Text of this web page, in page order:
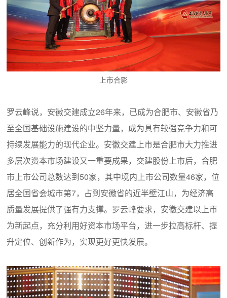
上市合影
罗云峰说，安徽交建成立26年来，已成为合肥市、安徽省乃
至全国基础设施建设的中坚力量，成为具有较强竞争力和可
持续发展能力的现代企业。安徽交建上市是合肥市大力推进
多层次资本市场建设又一重要成果，交建股份上市后，合肥
市上市公司总数达到50家，其中境内上市公司数量46家，位
居全国省会城市第7，占到安徽省的近半壁江山，为经济高
质量发展提供了强有力支撑。罗云峰要求，安徽交建以上市
为新起点，充分利用好资本市场平台，进一步拉高标杆、提
升定位、创新作为，实现更好更快发展。